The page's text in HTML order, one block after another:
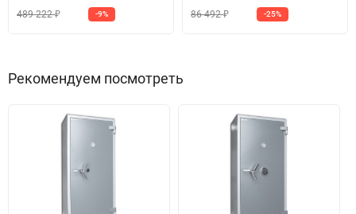
489 222₽ -9% 86 492₽ -25%
Рекомендуем посмотреть